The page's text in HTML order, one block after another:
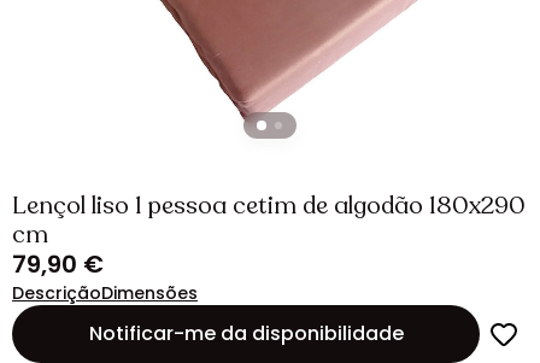
Lençol liso 1 pessoa cetim de algodão 180x290
cm
79,90 €
DescriçãoDimensões
Notificar-me da disponibilidade